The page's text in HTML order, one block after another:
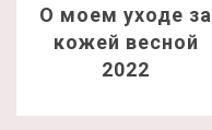
О моем уходе за
кожей весной
2022